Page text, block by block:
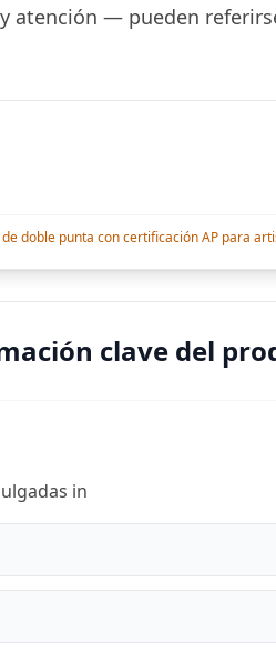
atención — pueden
doble punta con certificación AP para
clave del
in